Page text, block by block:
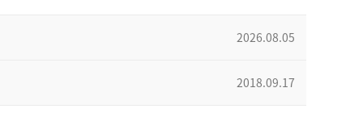
2026.08.05
2018.09.17